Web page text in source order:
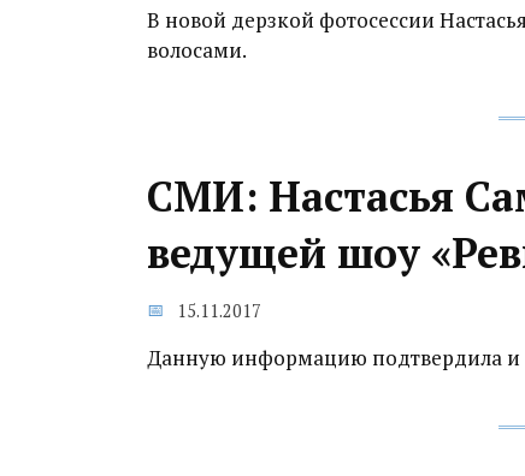
В новой дерзкой фотосессии
волосами.
СМИ: Настасья
ведущей шоу
15.11.2017
Данную информацию подтвердила и